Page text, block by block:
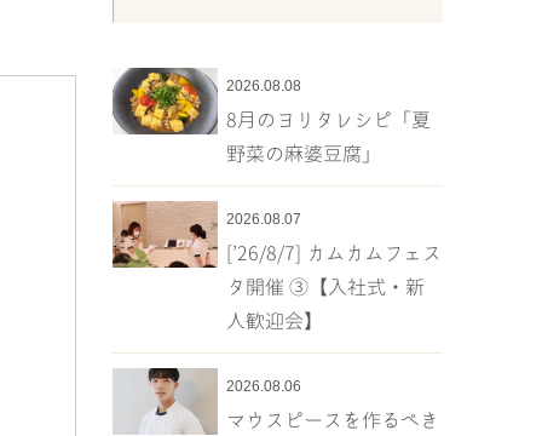
2026.08.08
8月のヨリタレシピ「夏
野菜の麻婆豆腐」
2026.08.07
[’26/8/7] カムカムフェス
タ開催 ③【入社式・新
人歓迎会】
2026.08.06
マウスピースを作るべき